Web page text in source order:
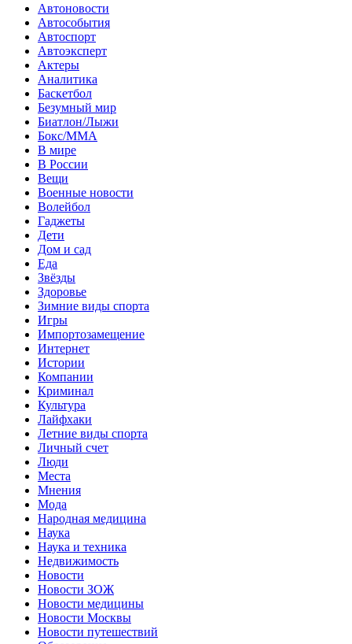
Автоновости
Автособытия
Автоспорт
Автоэксперт
Актеры
Аналитика
Баскетбол
Безумный мир
Биатлон/Лыжи
Бокс/MMA
В мире
В России
Вещи
Военные новости
Волейбол
Гаджеты
Дети
Дом и сад
Еда
Звёзды
Здоровье
Зимние виды спорта
Игры
Импортозамещение
Интернет
Истории
Компании
Криминал
Культура
Лайфхаки
Летние виды спорта
Личный счет
Люди
Места
Мнения
Мода
Народная медицина
Наука
Наука и техника
Недвижимость
Новости
Новости ЗОЖ
Новости медицины
Новости Москвы
Новости путешествий